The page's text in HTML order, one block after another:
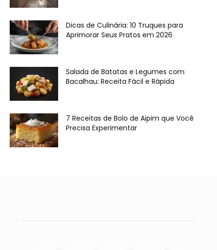
Dicas de Culinária: 10 Truques para
Aprimorar Seus Pratos em 2026
Salada de Batatas e Legumes com
Bacalhau: Receita Fácil e Rápida
7 Receitas de Bolo de Aipim que Você
Precisa Experimentar